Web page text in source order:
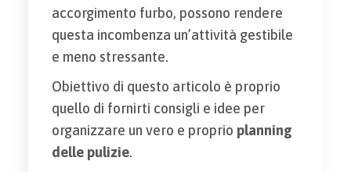
accorgimento furbo, possono rendere
questa incombenza un’attività gestibile
e meno stressante.
Obiettivo di questo articolo è proprio
quello di fornirti consigli e idee per
organizzare un vero e proprio planning
delle pulizie.